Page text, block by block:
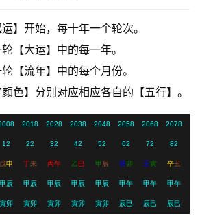
运】开始，每十年一个轮次。
【大运】中的每一年。
轮【流年】中的每个月份。
色】分别对应相应各自的【五行】。
2018 2028 2038 2048 2058 2068 2078
12 22 32 42 52 62 72 82
戊申 丁未 丙午 乙巳 甲 辰 癸卯 壬寅 辛丑
甲辰 甲辰 甲辰 甲辰 甲辰 甲午 甲午 甲午
寅卯 寅卯 寅卯 寅卯 寅卯 辰巳 辰巳 辰巳